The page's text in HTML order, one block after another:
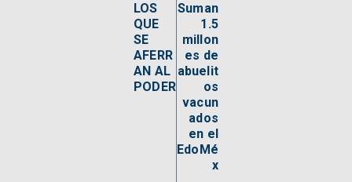
LOS
QUE
SE
AFERR
AN AL
PODER
Suman
1.5
millon
es de
abuelit
os
vacun
ados
en el
EdoMé
x